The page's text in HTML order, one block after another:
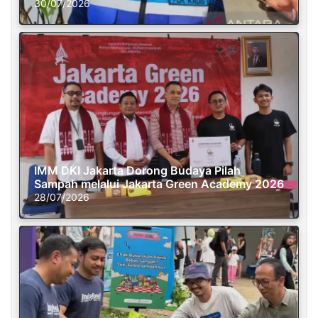
30/07/2026
IMM DKI Jakarta Dorong Budaya Pilah
Sampah melalui Jakarta Green Academy 2026
28/07/2026